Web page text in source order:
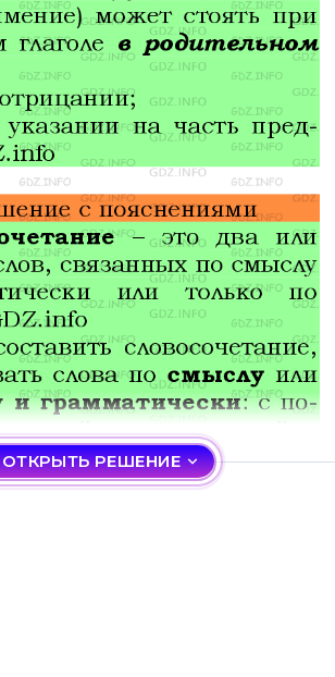
ОТКРЫТЬ РЕШЕНИЕ